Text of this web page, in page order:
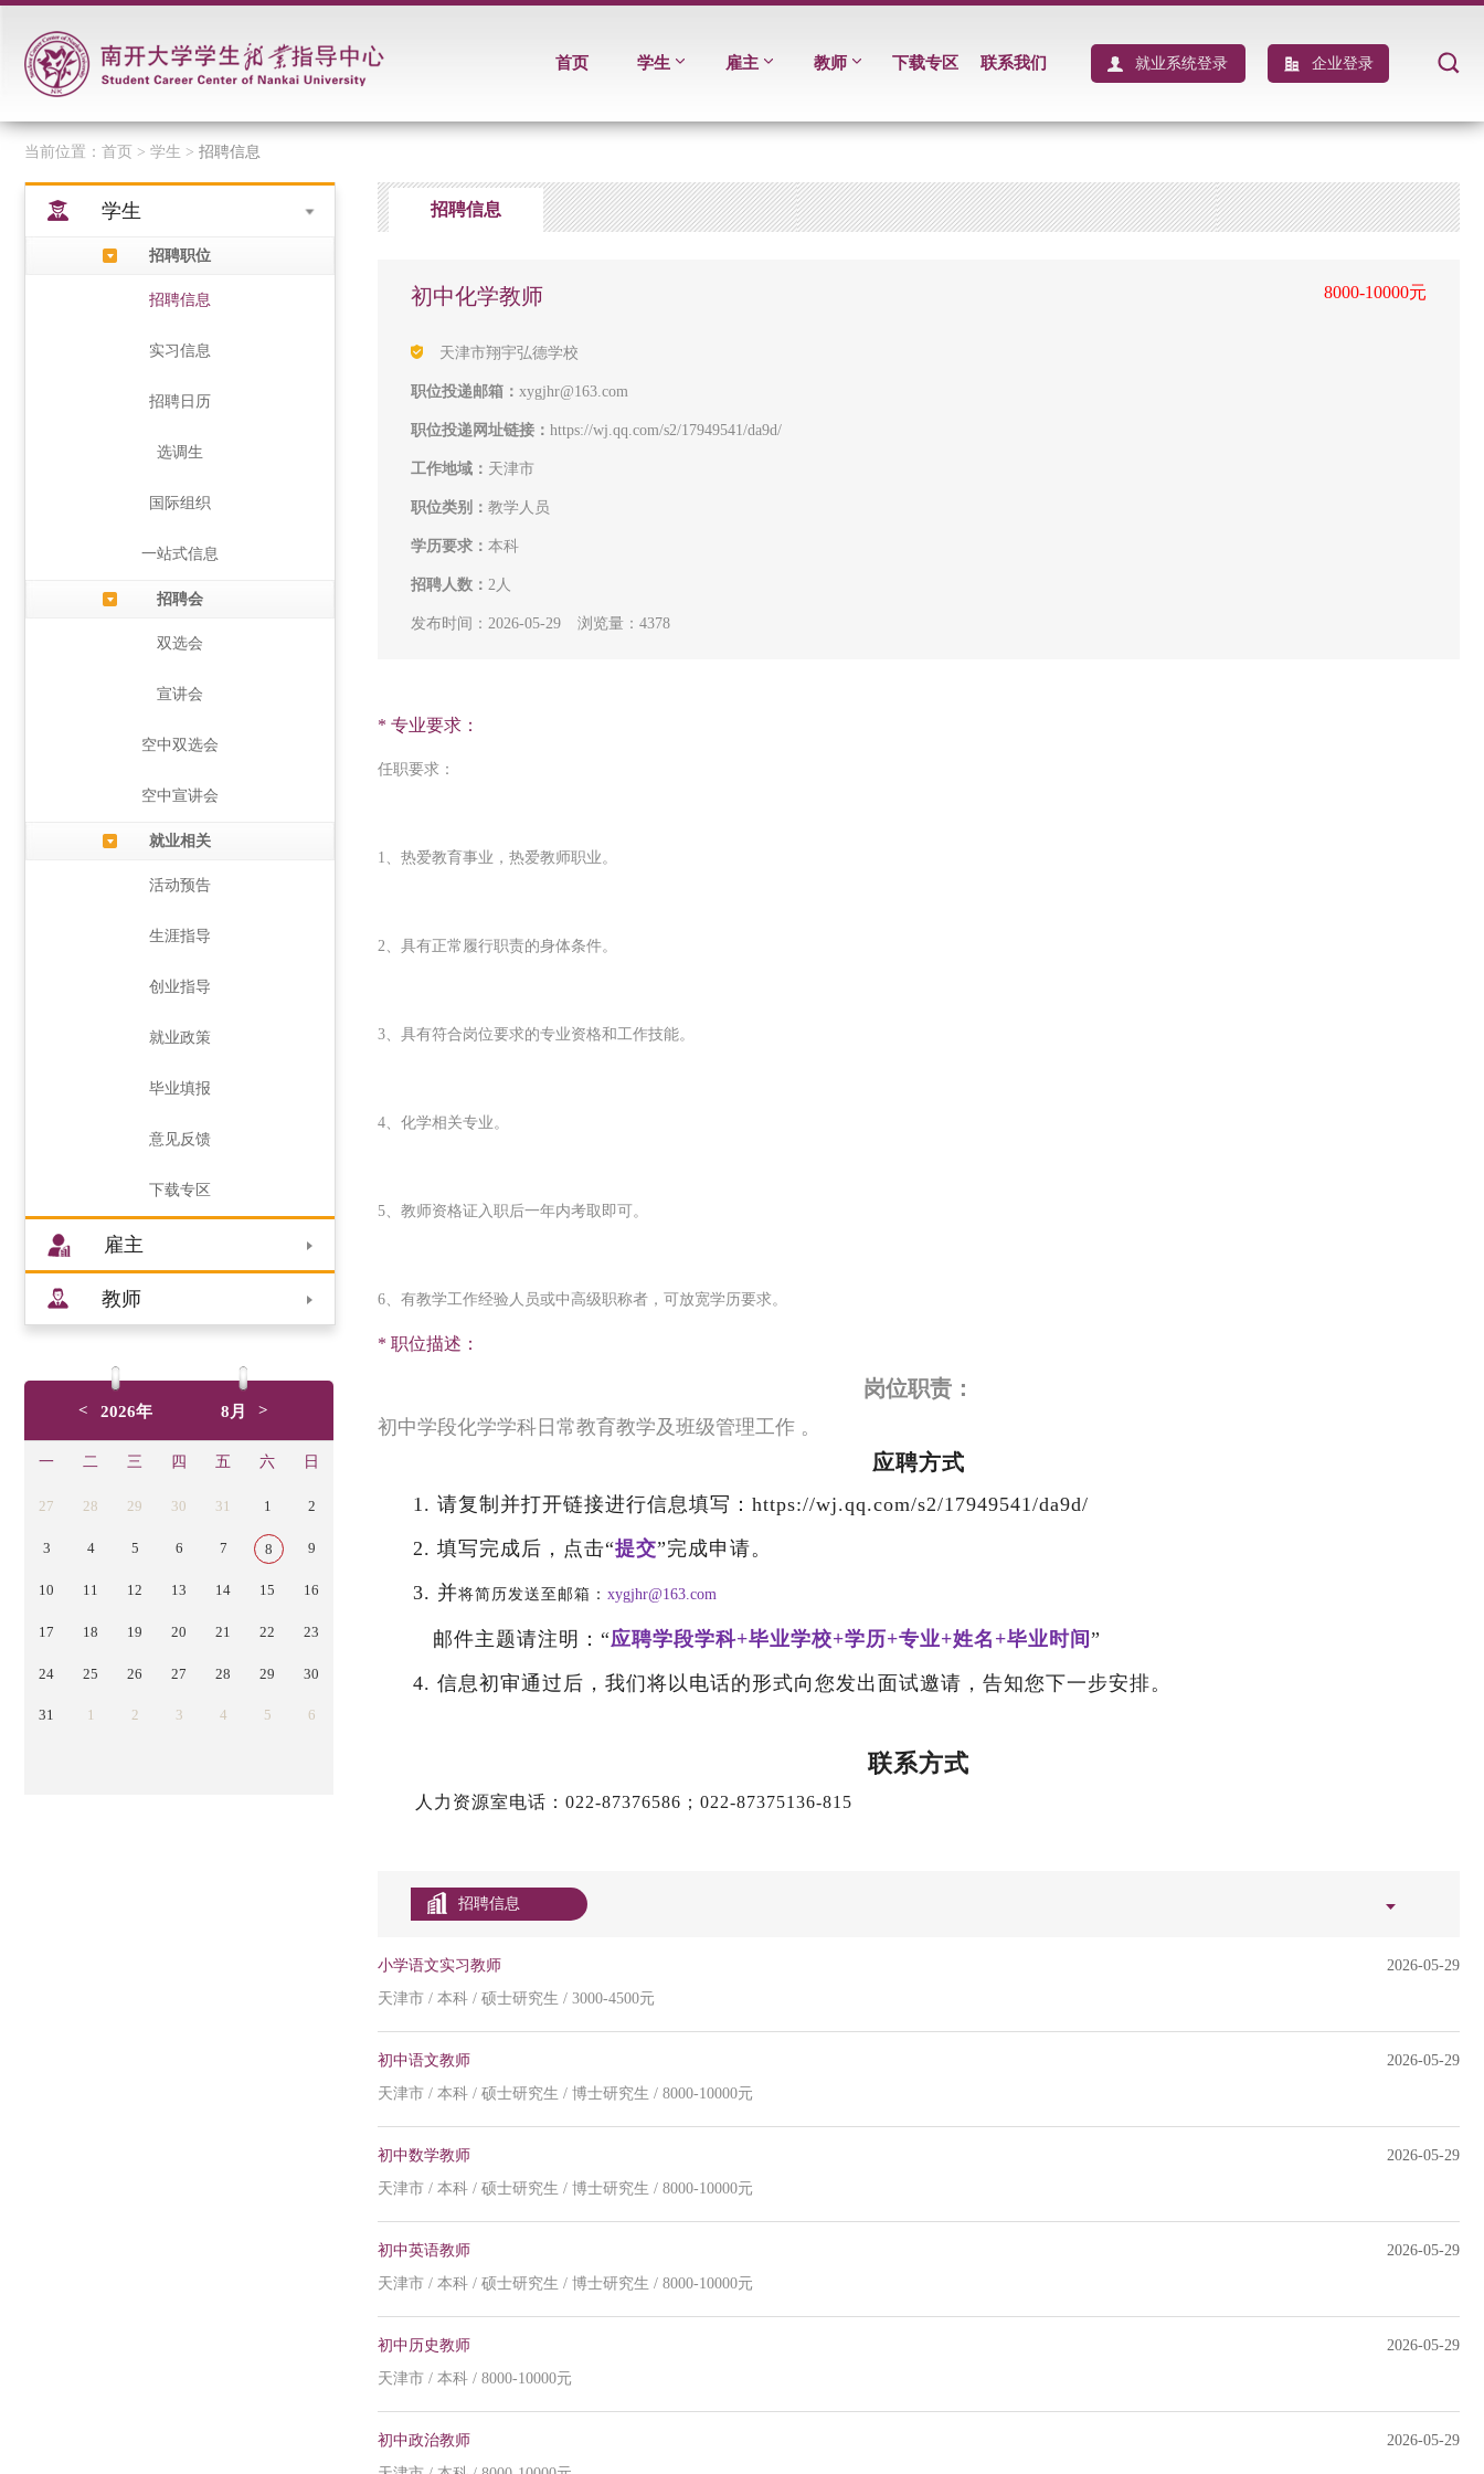
首页 学生 雇主 教师 下载专区 联系我们 就业系统登录 企业登录
当前位置： 首页 > 学生 > 招聘信息
学生
招聘职位
招聘信息
实习信息
招聘日历
选调生
国际组织
一站式信息
招聘会
双选会
宣讲会
空中双选会
空中宣讲会
就业相关
活动预告
生涯指导
创业指导
就业政策
毕业填报
意见反馈
下载专区
雇主
教师
< 2026年 8月 >
一 二 三 四 五 六 日
27 28 29 30 31 1 2
3 4 5 6 7 8 9
10 11 12 13 14 15 16
17 18 19 20 21 22 23
24 25 26 27 28 29 30
31 1 2 3 4 5 6
招聘信息
初中化学教师 8000-10000元
天津市翔宇弘德学校
职位投递邮箱： xygjhr@163.com
职位投递网址链接： https://wj.qq.com/s2/17949541/da9d/
工作地域： 天津市
职位类别： 教学人员
学历要求： 本科
招聘人数： 2人
发布时间：2026-05-29 浏览量：4378
* 专业要求：
任职要求：
1、热爱教育事业，热爱教师职业。
2、具有正常履行职责的身体条件。
3、具有符合岗位要求的专业资格和工作技能。
4、化学相关专业。
5、教师资格证入职后一年内考取即可。
6、有教学工作经验人员或中高级职称者，可放宽学历要求。
* 职位描述：
岗位职责：
初中学段化学学科日常教育教学及班级管理工作 。
应聘方式
1. 请复制并打开链接进行信息填写：https://wj.qq.com/s2/17949541/da9d/
2. 填写完成后，点击“提交”完成申请。
3. 并将简历发送至邮箱： xygjhr@163.com
邮件主题请注明：“应聘学段学科+毕业学校+学历+专业+姓名+毕业时间 ”
4. 信息初审通过后，我们将以电话的形式向您发出面试邀请，告知您下一步安排。
联系方式
人力资源室电话：022-87376586；022-87375136-815
招聘信息
小学语文实习教师
2026-05-29
天津市 / 本科 / 硕士研究生 / 3000-4500元
初中语文教师
2026-05-29
天津市 / 本科 / 硕士研究生 / 博士研究生 / 8000-10000元
初中数学教师
2026-05-29
天津市 / 本科 / 硕士研究生 / 博士研究生 / 8000-10000元
初中英语教师
2026-05-29
天津市 / 本科 / 硕士研究生 / 博士研究生 / 8000-10000元
初中历史教师
2026-05-29
天津市 / 本科 / 8000-10000元
初中政治教师
2026-05-29